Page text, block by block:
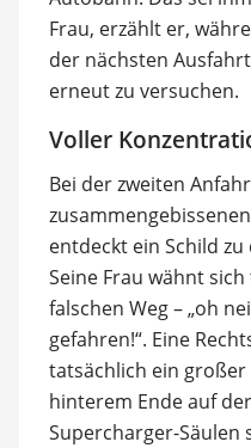
Frau, erzählt er,
der nächsten
erneut zu versuchen.
Voller
Bei der zweiten
entdeckt ein Schild
Seine Frau wähnt
falschen Weg – „oh
gefahren!“. Eine
tatsächlich ein großer
hinterem Ende auf
Supercharger-Säulen